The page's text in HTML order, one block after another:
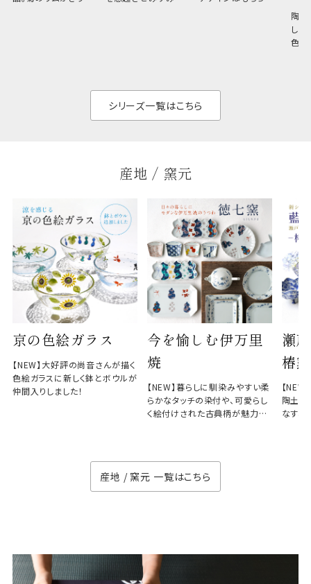
陶器
しい
色の
シリーズ一覧はこちら
産地 / 窯元
京の色絵ガラス
【NEW】大好評の尚音さんが描く
色絵ガラスに新しく鉢とボウルが
仲間入りしました！
今を愉しむ伊万里
焼
【NEW】暮らしに馴染みやすい柔
らかなタッチの染付や、可愛らし
く絵付けされた古典柄が魅力の
瀬
椿窯
【
陶土と
なす、
産地 / 窯元 一覧はこちら